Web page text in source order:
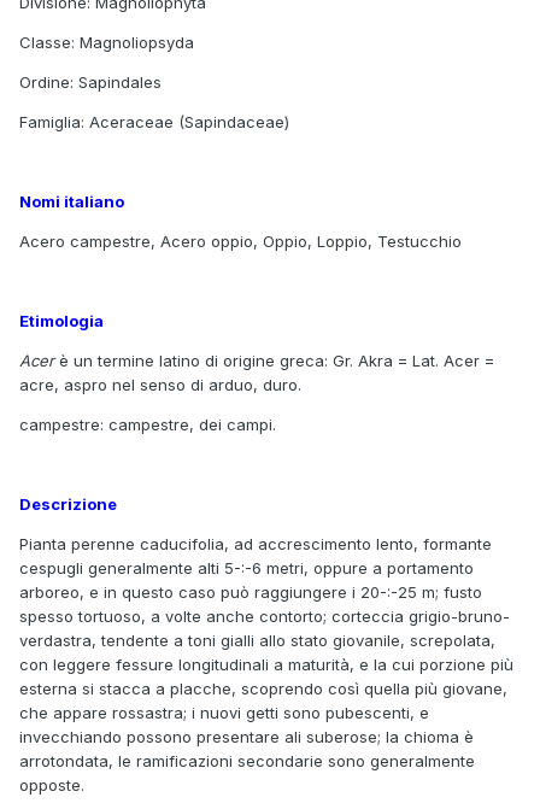
Classe: Magnoliopsyda
Ordine: Sapindales
Famiglia: Aceraceae (Sapindaceae)
Nomi italiano
Acero campestre, Acero oppio, Oppio, Loppio, Testucchio
Etimologia
Acerè un termine latino di origine greca: Gr. Akra = Lat. Acer =
acre, aspro nel senso di arduo, duro.
campestre: campestre, dei campi.
Descrizione
Pianta perenne caducifolia, ad accrescimento lento, formante
cespugli generalmente alti 5-:-6 metri, oppure a portamento
arboreo, e in questo caso può raggiungere i 20-:-25 m; fusto
spesso tortuoso, a volte anche contorto; corteccia grigio-bruno-
verdastra, tendente a toni gialli allo stato giovanile, screpolata,
con leggere fessure longitudinali a maturità, e la cui porzione più
esterna si stacca a placche, scoprendo così quella più giovane,
che appare rossastra; i nuovi getti sono pubescenti, e
invecchiando possono presentare ali suberose; la chioma è
arrotondata, le ramificazioni secondarie sono generalmente
opposte.